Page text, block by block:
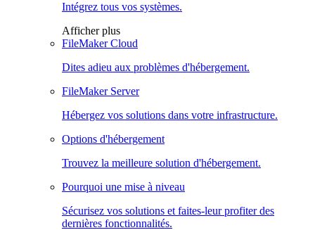
Intégrez tous vos systèmes.
Afficher plus
FileMaker Cloud
Dites adieu aux problèmes d'hébergement.
FileMaker Server
Hébergez vos solutions dans votre infrastructure.
Options d'hébergement
Trouvez la meilleure solution d'hébergement.
Pourquoi une mise à niveau
Sécurisez vos solutions et faites-leur profiter des
dernières fonctionnalités.